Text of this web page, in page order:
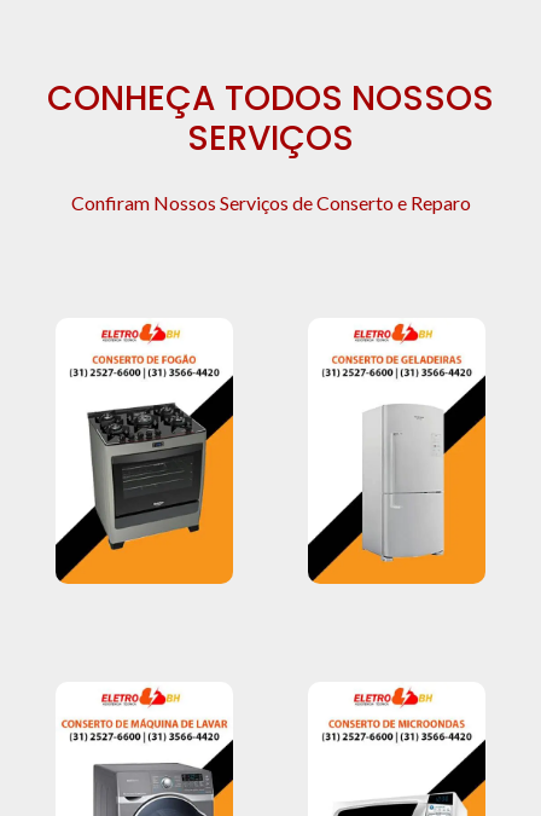
CONHEÇA TODOS NOSSOS
SERVIÇOS
Confiram Nossos Serviços de Conserto e Reparo